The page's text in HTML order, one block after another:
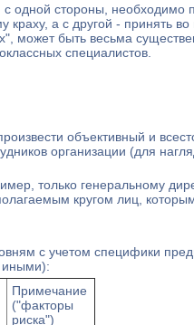
одной стороны, необходимо
а с другой - принять во
может быть весьма
специалистов.
объективный и
организации (для
только генеральному
кругом лиц,
с учетом специфики
иными):
Примечание
("факторы
риска")